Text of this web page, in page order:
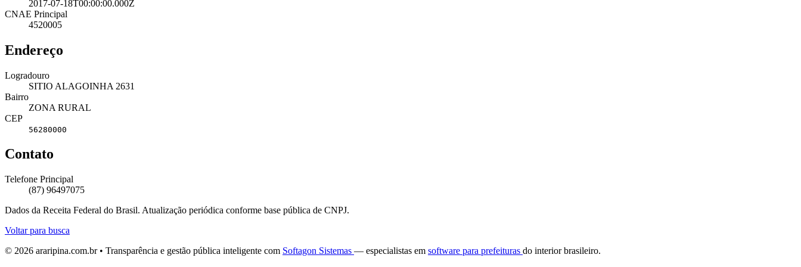
2017-07-18T00:00:00.000Z
CNAE Principal
4520005
Endereço
Logradouro
SITIO ALAGOINHA 2631
Bairro
ZONA RURAL
CEP
56280000
Contato
Telefone Principal
(87) 96497075
Dados da Receita Federal do Brasil. Atualização periódica conforme base pública de CNPJ.
Voltar para busca
© 2026 araripina.com.br • Transparência e gestão pública inteligente com Softagon Sistemas — especialistas em software para prefeituras do interior brasileiro.